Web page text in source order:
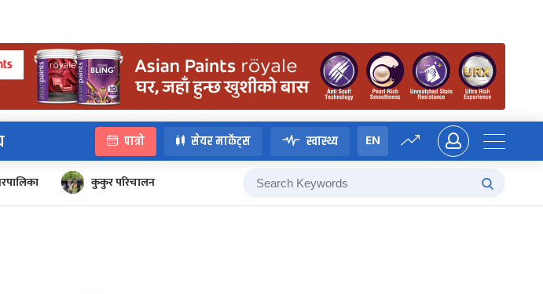
पात्रो सेयर मार्केट्स स्वास्थ्य EN
कुकुर परिचालन